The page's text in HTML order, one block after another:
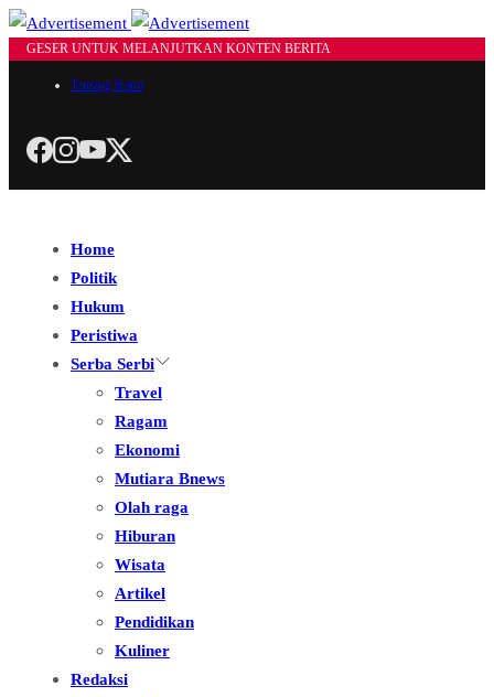
GESER UNTUK MELANJUTKAN KONTEN BERITA
Tentang Kami
Home
Politik
Hukum
Peristiwa
Serba Serbi
Travel
Ragam
Ekonomi
Mutiara Bnews
Olah raga
Hiburan
Wisata
Artikel
Pendidikan
Kuliner
Redaksi